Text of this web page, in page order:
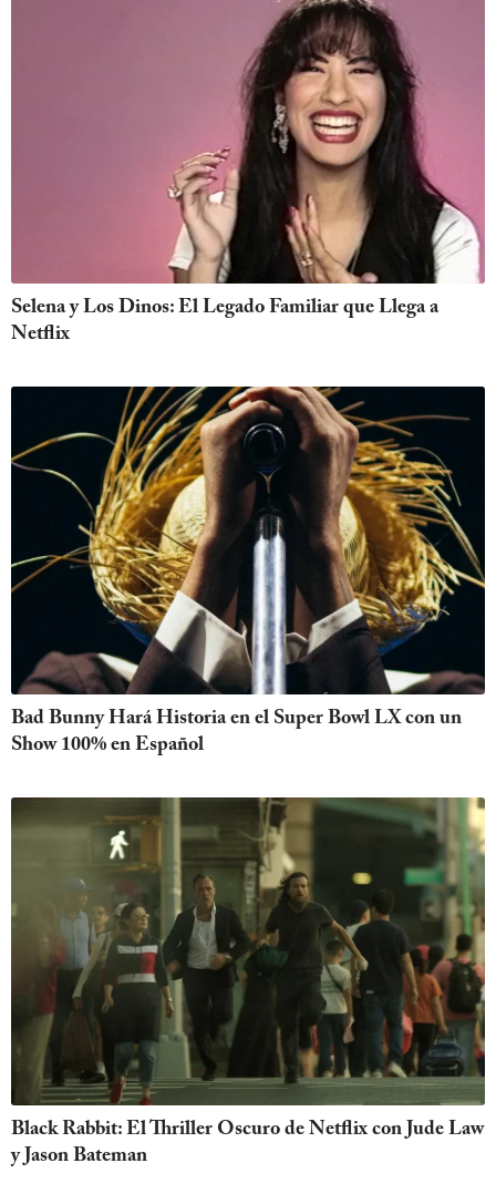
Selena y Los Dinos: El Legado Familiar que Llega a
Netflix
Bad Bunny Hará Historia en el Super Bowl LX con un
Show 100% en Español
Black Rabbit: El Thriller Oscuro de Netflix con Jude Law
y Jason Bateman